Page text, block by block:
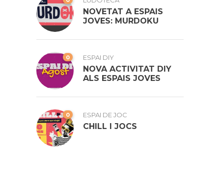
NOVETAT A ESPAIS
JOVES: MURDOKU
0 ESPAI DIY
NOVA ACTIVITAT DIY
ALS ESPAIS JOVES
0 ESPAI DE JOC
CHILL I JOCS